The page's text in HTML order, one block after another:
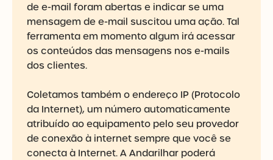
de e-mail foram abertas e indicar se uma
mensagem de e-mail suscitou uma ação. Tal
ferramenta em momento algum irá acessar
os conteúdos das mensagens nos e-mails
dos clientes.
Coletamos também o endereço IP (Protocolo
da Internet), um número automaticamente
atribuído ao equipamento pelo seu provedor
de conexão à internet sempre que você se
conecta à Internet. A Andarilhar poderá